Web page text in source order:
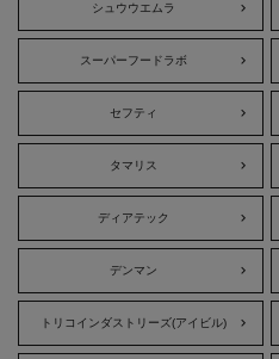
シュウウエムラ
スーパーフードラボ
セフティ
タマリス
ディアテック
デンマン
トリコインダストリーズ(アイビル)